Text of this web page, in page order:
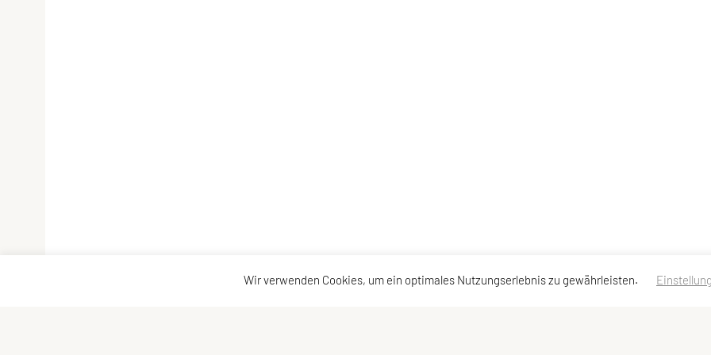
Wir verwenden Cookies, um ein optimales Nutzungserlebnis zu gewährleisten.